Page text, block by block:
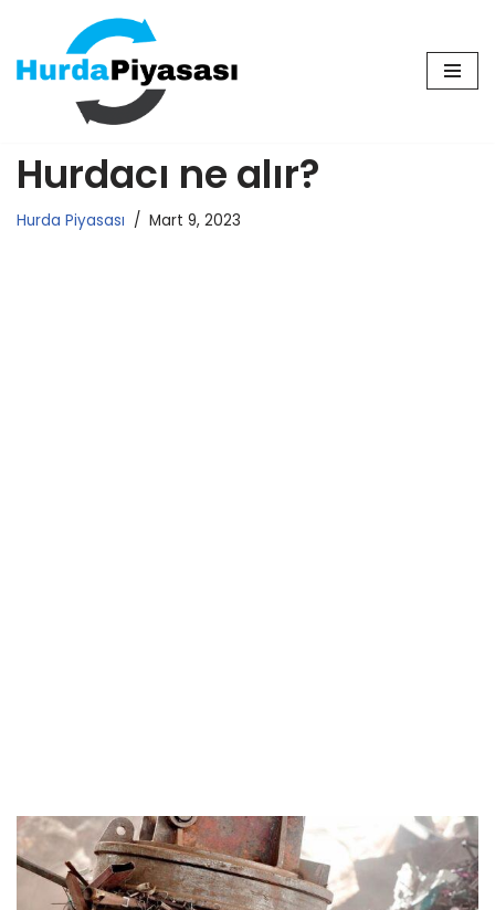
İçeriğe
geç
Hurdacı ne alır?
Hurda Piyasası Mart 9, 2023